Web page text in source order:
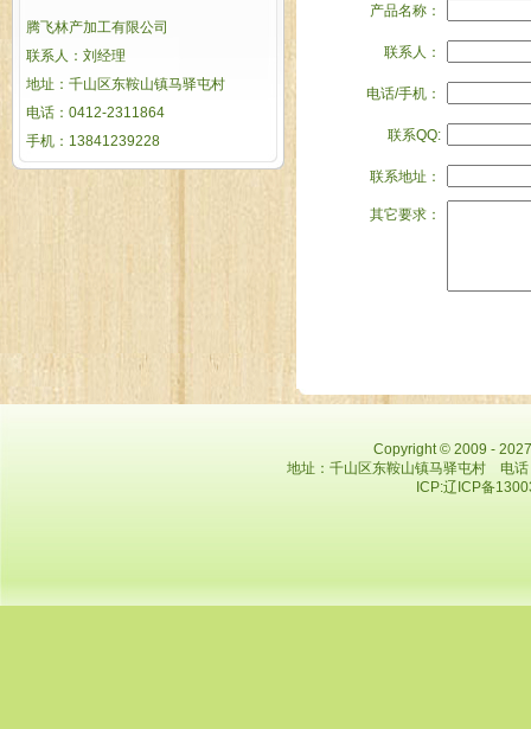
腾飞林产加工有限公司
联系人：刘经理
地址：千山区东鞍山镇马驿屯村
电话：0412-2311864
手机：13841239228
产品名称：
联系人：
电话/手机：
联系QQ:
联系地址：
其它要求：
Copyright © 2009 -
地址：千山区东鞍山镇马驿屯村
ICP:辽ICP备